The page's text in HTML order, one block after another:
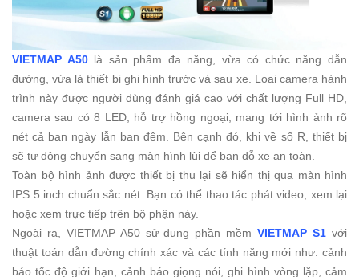
VIETMAP A50là sản phẩm đa năng, vừa có chức năng dẫn
đường, vừa là thiết bị ghi hình trước và sau xe. Loại camera hành
trình này được người dùng đánh giá cao với chất lượng Full HD,
camera sau có 8 LED, hỗ trợ hồng ngoại, mang tới hình ảnh rõ
nét cả ban ngày lẫn ban đêm. Bên cạnh đó, khi về số R, thiết bị
sẽ tự động chuyển sang màn hình lùi để bạn đỗ xe an toàn.
Toàn bộ hình ảnh được thiết bị thu lại sẽ hiển thị qua màn hình
IPS 5 inch chuẩn sắc nét. Bạn có thể thao tác phát video, xem lại
hoặc xem trực tiếp trên bộ phận này.
Ngoài ra, VIETMAP A50 sử dụng phần mềmVIETMAP S1 với
thuật toán dẫn đường chính xác và các tính năng mới như: cảnh
báo tốc độ giới hạn, cảnh báo giọng nói, ghi hình vòng lặp, cảm